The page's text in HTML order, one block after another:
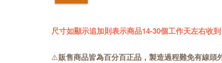
尺寸如顯示追加則表示商品14-30個工作天左右收
⚠️販售商品皆為百分百正品，製造過程難免有線頭